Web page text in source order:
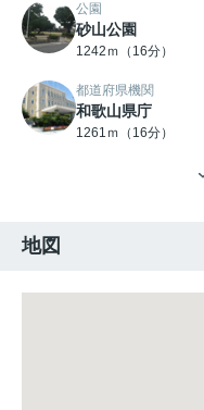
公園
砂山公園
1242ｍ（16分）
都道府県機関
和歌山県庁
1261ｍ（16分）
地図